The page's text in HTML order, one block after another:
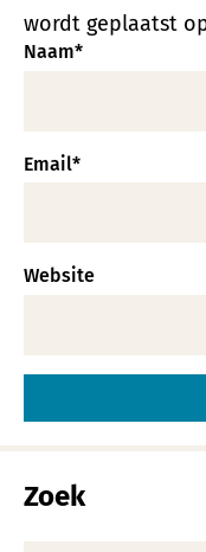
wordt geplaatst
Naam*
Email*
Website
Zoek